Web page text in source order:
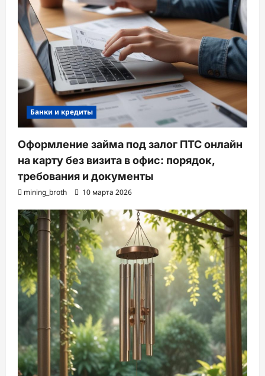
Банки и кредиты
Оформление займа под залог ПТС онлайн
на карту без визита в офис: порядок,
требования и документы
mining_broth 10 марта 2026